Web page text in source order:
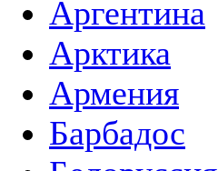
Аргентина
Арктика
Армения
Барбадос